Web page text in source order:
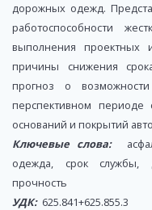
дорожных одежд.
работоспособности
выполнения проектных
причины снижения
прогноз о
перспективном
оснований и покрытий
Ключевые слова:
одежда, срок службы,
прочность
УДК:625.841+625.855.3